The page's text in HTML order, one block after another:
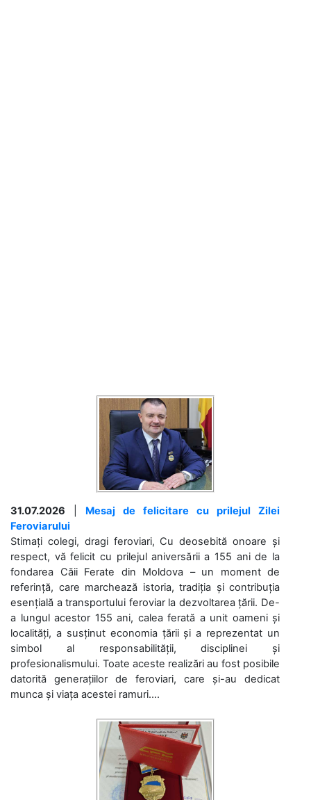
31.07.2026
Mesaj de felicitare cu prilejul Zilei
Feroviarului
Stimați colegi, dragi feroviari, Cu deosebită onoare și
respect, vă felicit cu prilejul aniversării a 155 ani de la
fondarea Căii Ferate din Moldova – un moment de
referință, care marchează istoria, tradiția și contribuția
esențială a transportului feroviar la dezvoltarea țării. De-
a lungul acestor 155 ani, calea ferată a unit oameni și
localități, a susținut economia țării și a reprezentat un
simbol al responsabilității, disciplinei și
profesionalismului. Toate aceste realizări au fost posibile
datorită generațiilor de feroviari, care și-au dedicat
munca și viața acestei ramuri....